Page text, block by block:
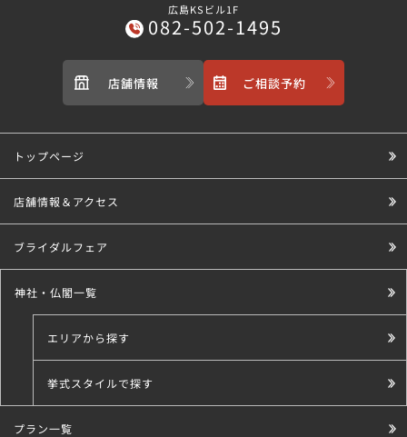
広島KSビル1F
082-502-1495
店舗情報 ご相談予約
トップページ
店舗情報＆アクセス
ブライダルフェア
神社・仏閣一覧
エリアから探す
挙式スタイルで探す
こだわり条件で探す
プラン一覧